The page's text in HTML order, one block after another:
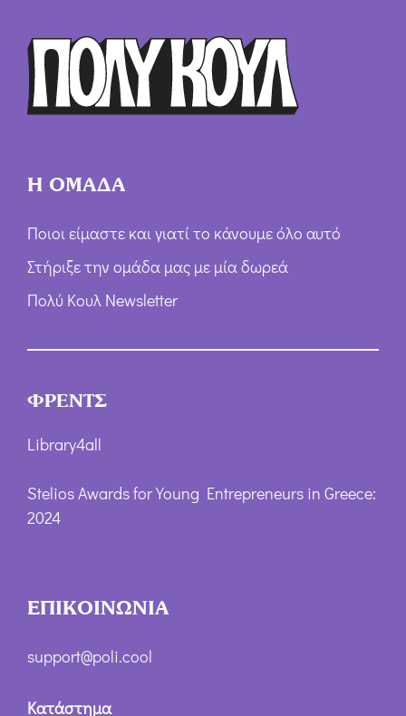
Η ΟΜΑΔΑ
Ποιοι είμαστε και γιατί το κάνουμε όλο αυτό
Στήριξε την ομάδα μας με μία δωρεά
Πολύ Κουλ Newsletter
ΦΡΕΝΤΣ
Library4all
Stelios Awards for Young Entrepreneurs in Greece:
2024
ΕΠΙΚΟΙΝΩΝΙΑ
support@poli.cool
Κατάστημα